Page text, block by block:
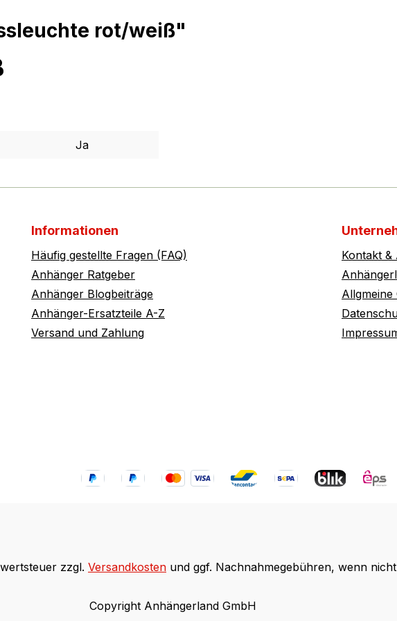
rot/weiß"
Ja
Informationen
Häufig gestellte Fragen (FAQ)
Anhänger Ratgeber
Anhänger Blogbeiträge
Anhänger-Ersatzteile A-Z
Versand und Zahlung
Kontakt
Allgmeine
zzgl. Versandkosten und ggf. Nachnahmegebühren, wenn
Copyright Anhängerland GmbH